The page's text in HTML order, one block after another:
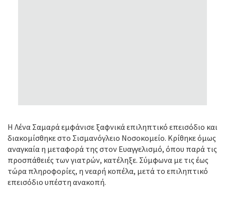
Η Λένα Σαμαρά εμφάνισε ξαφνικά επιληπτικό επεισόδιο και
διακομίσθηκε στο Σισμανόγλειο Νοσοκομείο. Κρίθηκε όμως
αναγκαία η μεταφορά της στον Ευαγγελισμό, όπου παρά τις
προσπάθειές των γιατρών, κατέληξε. Σύμφωνα με τις έως
τώρα πληροφορίες, η νεαρή κοπέλα, μετά το επιληπτικό
επεισόδιο υπέστη ανακοπή.